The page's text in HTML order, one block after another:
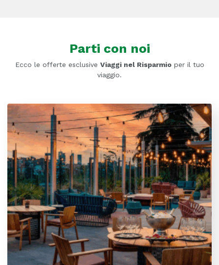
Parti con noi
Ecco le offerte esclusive Viaggi nel Risparmioper il tuo
viaggio.